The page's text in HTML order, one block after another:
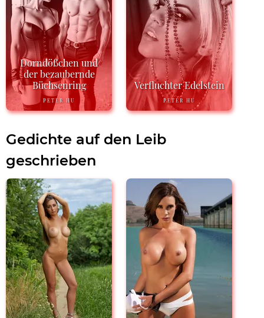
Dorndößchen und
der bezaubernde
Büchsenring
PETER HU
Verfluchter Edelstein
PETER HU
Gedichte auf den Leib
geschrieben